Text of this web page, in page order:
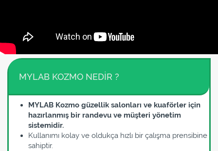
MYLAB KOZMO NEDİR ?
MYLAB Kozmo güzellik salonları ve kuaförler için
hazırlanmış bir randevu ve müşteri yönetim
sistemidir.
Kullanımı kolay ve oldukça hızlı bir çalışma prensibine
sahiptir.